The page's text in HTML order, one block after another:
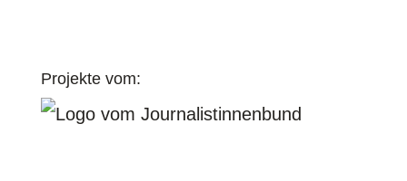
Projekte vom: